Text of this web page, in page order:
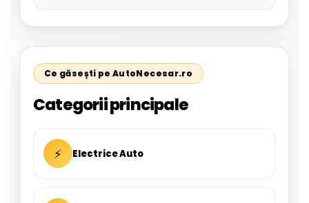
Ce găsești pe AutoNecesar.ro
Categorii principale
⚡ Electrice Auto